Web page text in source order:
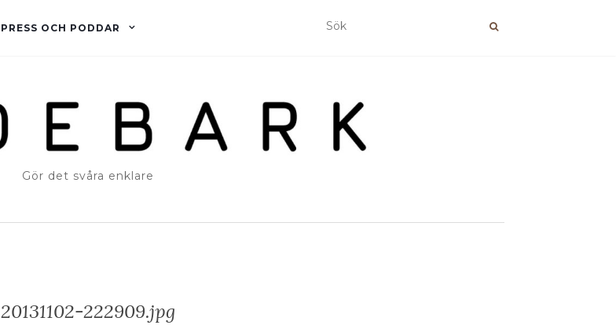
PRESS OCH PODDAR
Gör det svåra enklare
20131102-222909.jpg